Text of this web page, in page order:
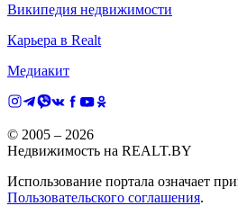
Википедия недвижимости
Карьера в Realt
Медиакит
© 2005 – 2026
Недвижимость на REALT.BY
Использование портала означает
Пользовательского соглашения.